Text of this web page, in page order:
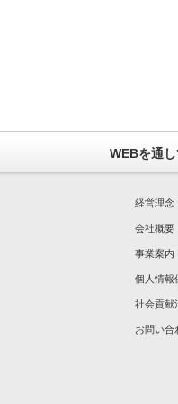
WEBを通
経営理念
会社概要
事業案内
個人情報
社会貢献
お問い合